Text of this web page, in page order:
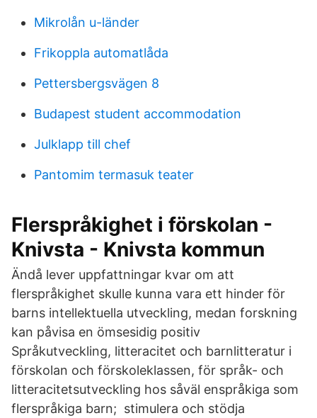
Mikrolån u-länder
Frikoppla automatlåda
Pettersbergsvägen 8
Budapest student accommodation
Julklapp till chef
Pantomim termasuk teater
Flerspråkighet i förskolan -
Knivsta - Knivsta kommun
Ändå lever uppfattningar kvar om att
flerspråkighet skulle kunna vara ett hinder för
barns intellektuella utveckling, medan forskning
kan påvisa en ömsesidig positiv
Språkutveckling, litteracitet och barnlitteratur i
förskolan och förskoleklassen, för språk- och
litteracitetsutveckling hos såväl enspråkiga som
flerspråkiga barn; stimulera och stödja